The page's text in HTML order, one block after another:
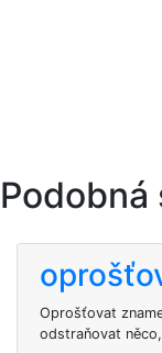
Podobná
Oprošťovat
odstraňovat